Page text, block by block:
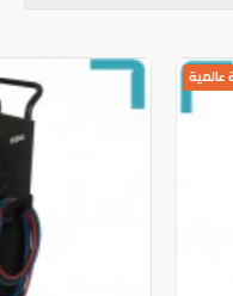
ماركة عالمية